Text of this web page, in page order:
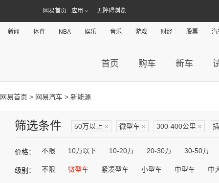
网易首页 应用 无障碍浏览
新闻 体育 NBA 娱乐 音乐 游戏 财经 股票 汽
首页 购车 新车
网易首页 > 网易汽车 > 新能源
筛选条件 50万以上 × 微型车 × 300-400公里 ×
价格： 不限 10万以下 10-20万 20-30万 30-50万
级别： 不限 微型车 紧凑型车 小型车 中型车 中